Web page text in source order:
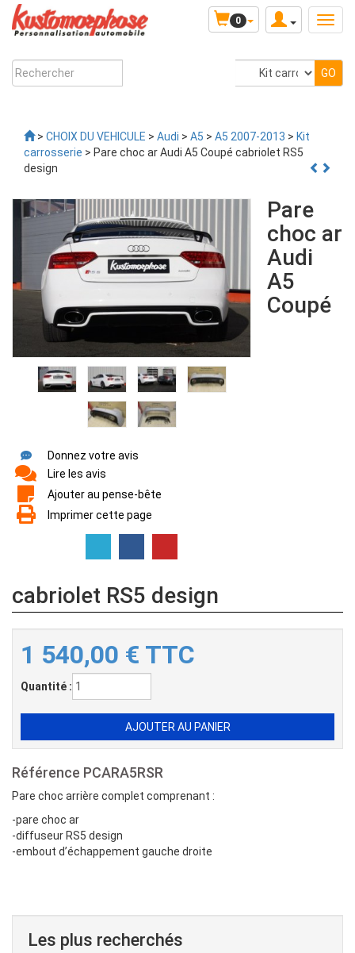
0
> CHOIX DU VEHICULE > Audi > A5 > A5 2007-2013 > Kit
carrosserie > Pare choc ar Audi A5 Coupé cabriolet RS5
design
Donnez votre avis
Lire les avis
Ajouter au pense-bête
Imprimer cette page
Pare
choc ar
Audi
A5
Coupé
cabriolet RS5 design
1 540,00 € TTC
Quantité :
Référence PCARA5RSR
Pare choc arrière complet comprenant :
-pare choc ar
-diffuseur RS5 design
-embout d’échappement gauche droite
Les plus recherchés